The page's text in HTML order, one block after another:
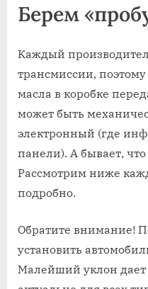
Берем
Каждый
трансмиссии,
масла в коробке
может быть
электронный (где
панели). А бывает,
Рассмотрим ниже
подробно.
Обратите внимание!
установить
Малейший уклон